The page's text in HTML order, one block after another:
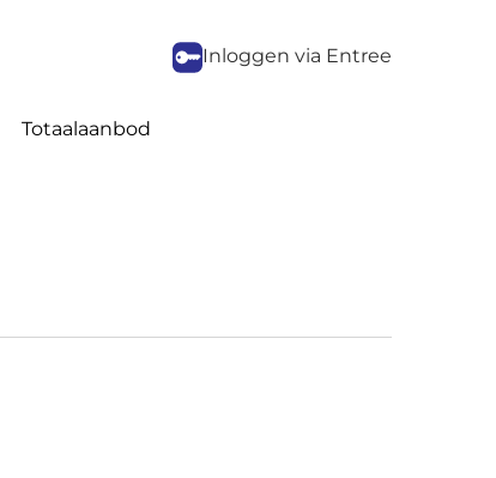
Inloggen via Entree
Totaalaanbod